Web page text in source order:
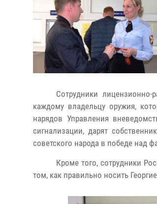
Сотрудники
каждому владельцу оружия,
нарядов Управления
сигнализации, дарят
советского народа в победе
Кроме того, сотрудники
том, как правильно носить